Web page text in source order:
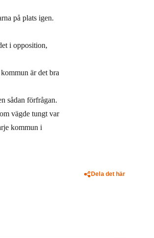
på plats igen.
i opposition,
är det bra
sådan förfrågan.
vägde tungt var
kommun i
Dela det här